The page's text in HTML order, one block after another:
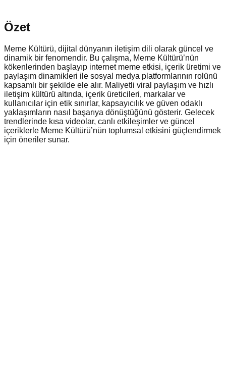
Özet
Meme Kültürü, dijital dünyanın iletişim dili olarak güncel ve
dinamik bir fenomendir. Bu çalışma, Meme Kültürü’nün
kökenlerinden başlayıp internet meme etkisi, içerik üretimi ve
paylaşım dinamikleri ile sosyal medya platformlarının rolünü
kapsamlı bir şekilde ele alır. Maliyetli viral paylaşım ve hızlı
iletişim kültürü altında, içerik üreticileri, markalar ve
kullanıcılar için etik sınırlar, kapsayıcılık ve güven odaklı
yaklaşımların nasıl başarıya dönüştüğünü gösterir. Gelecek
trendlerinde kısa videolar, canlı etkileşimler ve güncel
içeriklerle Meme Kültürü’nün toplumsal etkisini güçlendirmek
için öneriler sunar.